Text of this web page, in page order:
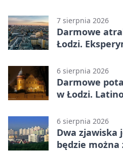
7 sierpnia 2026
Darmowe
Łodzi.
6 sierpnia 2026
Darmowe
w Łodzi.
6 sierpnia 2026
Dwa zjawiska
będzie można